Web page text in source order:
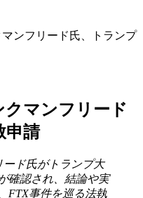
ンフリード氏、トランプ
マンフリード
申請
ド氏がトランプ大
確認され、結論や実
FTX事件を巡る法執